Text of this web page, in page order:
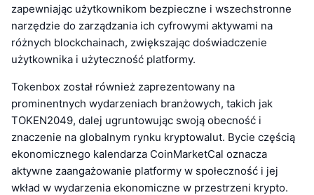
zapewniając użytkownikom bezpieczne i wszechstronne
narzędzie do zarządzania ich cyfrowymi aktywami na
różnych blockchainach, zwiększając doświadczenie
użytkownika i użyteczność platformy.
Tokenbox został również zaprezentowany na
prominentnych wydarzeniach branżowych, takich jak
TOKEN2049, dalej ugruntowując swoją obecność i
znaczenie na globalnym rynku kryptowalut. Bycie częścią
ekonomicznego kalendarza CoinMarketCal oznacza
aktywne zaangażowanie platformy w społeczność i jej
wkład w wydarzenia ekonomiczne w przestrzeni krypto.